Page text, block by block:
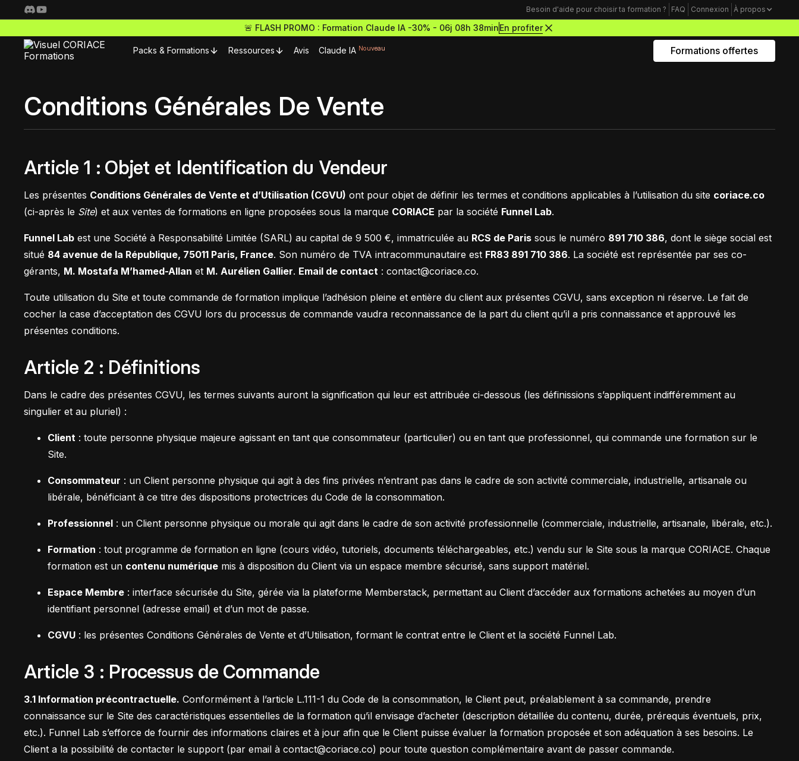
Besoin d'aide pour choisir ta formation ? FAQ Connexion À propos
🚨 FLASH PROMO : Formation Claude IA -30% - 06j 08h 38minEn profiter
Packs & Formations
Nos packs complets
Freelance Pro
ta carrière de freelance à succès
Webdesigner Pro
Maitrise les meilleurs outils no-code pour designer
E-commerce Pro
Développe des e-commerces Shopify sur-mesure
Formation Webflow
Développe des maquettes de
sites comme un pro
Formation Framer
design sans limites
Formation Shopify
Conçois des e-commerces design
Acquisition Freelance
Productivité Freelance
Ressources
Scripts Webflow
Nos meilleurs scripts Webflow
Nos meilleurs composants Framer
Bibliothèque de sites
Avis Claude IA Nouveau Formations offertes
Conditions Générales De Vente
Article 1 : Objet et Identification du Vendeur
Les présentes Conditions Générales de Vente et d’Utilisation (CGVU) ont pour objet de définir les termes et conditions applicables à l’utilisation du site coriace.co
(ci-après le Site) et aux ventes de formations en ligne proposées sous la marque CORIACE par la société Funnel Lab.
Funnel Lab est une Société à Responsabilité Limitée (SARL) au capital de 9 500 €, immatriculée au RCS de Paris sous le numéro 891 710 386, dont le siège social est
situé 84 avenue de la République, 75011 Paris, France. Son numéro de TVA intracommunautaire est FR83 891 710 386. La société est représentée par ses co-
gérants, M. Mostafa M’hamed-Allan et M. Aurélien Gallier. Email de contact : contact@coriace.co.
Toute utilisation du Site et toute commande de formation implique l’adhésion pleine et entière du client aux présentes CGVU, sans exception ni réserve. Le fait de
cocher la case d’acceptation des CGVU lors du processus de commande vaudra reconnaissance de la part du client qu’il a pris connaissance et approuvé les
présentes conditions.
Article 2 : Définitions
Dans le cadre des présentes CGVU, les termes suivants auront la signification qui leur est attribuée ci-dessous (les définissions s’appliquent indifféremment au
singulier et au pluriel) :
Client : toute personne physique majeure agissant en tant que consommateur (particulier) ou en tant que professionnel, qui commande une formation sur le
Site.
Consommateur : un Client personne physique qui agit à des fins privées n’entrant pas dans le cadre de son activité commerciale, industrielle, artisanale ou
libérale, bénéficiant à ce titre des dispositions protectrices du Code de la consommation.
Professionnel : un Client personne physique ou morale qui agit dans le cadre de son activité professionnelle (commerciale, industrielle, artisanale, libérale, etc.).
Formation : tout programme de formation en ligne (cours vidéo, tutoriels, documents téléchargeables, etc.) vendu sur le Site sous la marque CORIACE. Chaque
formation est un contenu numérique mis à disposition du Client via un espace membre sécurisé, sans support matériel.
Espace Membre : interface sécurisée du Site, gérée via la plateforme Memberstack, permettant au Client d’accéder aux formations achetées au moyen d’un
identifiant personnel (adresse email) et d’un mot de passe.
CGVU : les présentes Conditions Générales de Vente et d’Utilisation, formant le contrat entre le Client et la société Funnel Lab.
Article 3 : Processus de Commande
3.1 Information précontractuelle. Conformément à l’article L.111-1 du Code de la consommation, le Client peut, préalablement à sa commande, prendre
connaissance sur le Site des caractéristiques essentielles de la formation qu’il envisage d’acheter (description détaillée du contenu, durée, prérequis éventuels, prix,
etc.). Funnel Lab s’efforce de fournir des informations claires et à jour afin que le Client puisse évaluer la formation proposée et son adéquation à ses besoins. Le
Client a la possibilité de contacter le support (par email à contact@coriace.co) pour toute question complémentaire avant de passer commande.